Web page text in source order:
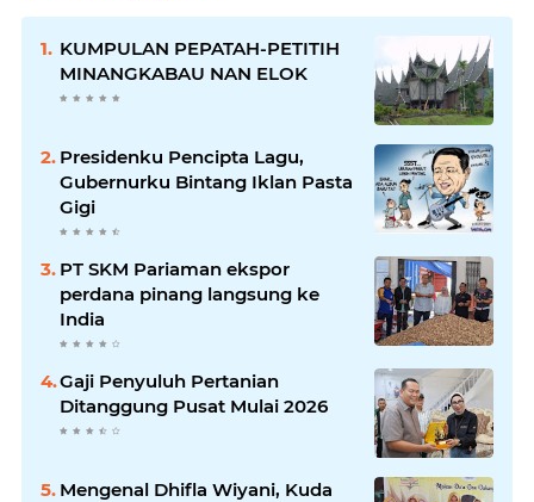
KUMPULAN PEPATAH-PETITIH
MINANGKABAU NAN ELOK
Presidenku Pencipta Lagu,
Gubernurku Bintang Iklan Pasta
Gigi
PT SKM Pariaman ekspor
perdana pinang langsung ke
India
Gaji Penyuluh Pertanian
Ditanggung Pusat Mulai 2026
Mengenal Dhifla Wiyani, Kuda